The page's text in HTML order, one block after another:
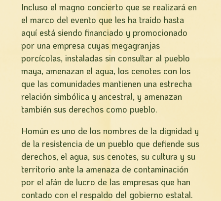
Incluso el magno concierto que se realizará en
el marco del evento que les ha traído hasta
aquí está siendo financiado y promocionado
por una empresa cuyas megagranjas
porcícolas, instaladas sin consultar al pueblo
maya, amenazan el agua, los cenotes con los
que las comunidades mantienen una estrecha
relación simbólica y ancestral, y amenazan
también sus derechos como pueblo.
Homún es uno de los nombres de la dignidad y
de la resistencia de un pueblo que defiende sus
derechos, el agua, sus cenotes, su cultura y su
territorio ante la amenaza de contaminación
por el afán de lucro de las empresas que han
contado con el respaldo del gobierno estatal.